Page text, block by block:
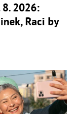
2026:
Raci by